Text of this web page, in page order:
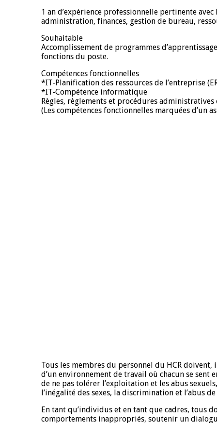
1 an d’expérience professionnelle pertinente
administration, finances, gestion de bureau,
Souhaitable
Accomplissement de programmes
fonctions du poste.
Compétences fonctionnelles
*IT-Planification des ressources de l’entreprise
*IT-Compétence informatique
Règles, règlements et procédures administratives
(Les compétences fonctionnelles marquées d’un
Tous les membres du personnel du HCR
d’un environnement de travail où chacun se sent
de ne pas tolérer l’exploitation et les abus
l’inégalité des sexes, la discrimination et l’abus
En tant qu’individus et en tant que cadres, tous
comportements inappropriés, soutenir un